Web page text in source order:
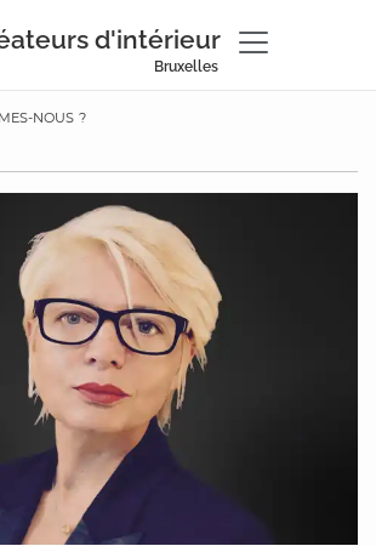
d'intérieur
Bruxelles
NOUS ?